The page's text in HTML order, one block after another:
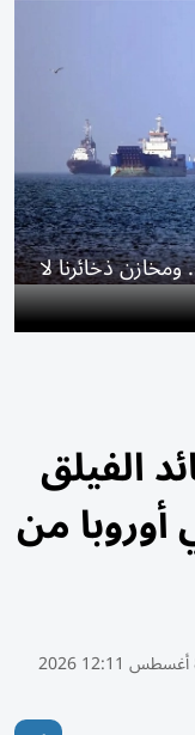
ذخائرنا لا
الفيلق
من